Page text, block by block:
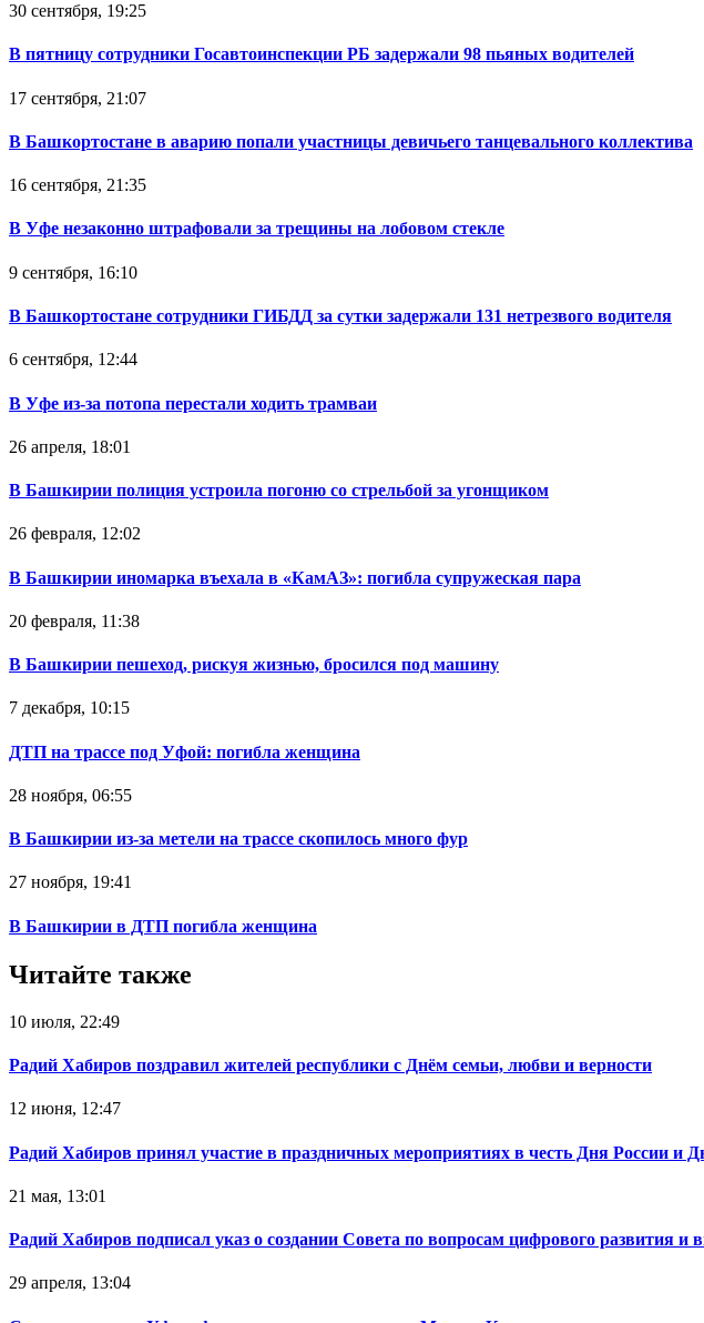
30 сентября, 19:25
В пятницу сотрудники Госавтоинспекции РБ задержали 98 пьяных водителей
17 сентября, 21:07
В Башкортостане в аварию попали участницы девичьего танцевального коллектива
16 сентября, 21:35
В Уфе незаконно штрафовали за трещины на лобовом стекле
9 сентября, 16:10
В Башкортостане сотрудники ГИБДД за сутки задержали 131 нетрезвого водителя
6 сентября, 12:44
В Уфе из-за потопа перестали ходить трамваи
26 апреля, 18:01
В Башкирии полиция устроила погоню со стрельбой за угонщиком
26 февраля, 12:02
В Башкирии иномарка въехала в «КамАЗ»: погибла супружеская пара
20 февраля, 11:38
В Башкирии пешеход, рискуя жизнью, бросился под машину
7 декабря, 10:15
ДТП на трассе под Уфой: погибла женщина
28 ноября, 06:55
В Башкирии из-за метели на трассе скопилось много фур
27 ноября, 19:41
В Башкирии в ДТП погибла женщина
Читайте также
10 июля, 22:49
Радий Хабиров поздравил жителей республики с Днём семьи, любви и верности
12 июня, 12:47
Радий Хабиров принял участие в праздничных мероприятиях в честь Дня России и
21 мая, 13:01
Радий Хабиров подписал указ о создании Совета по вопросам цифрового развития и
29 апреля, 13:04